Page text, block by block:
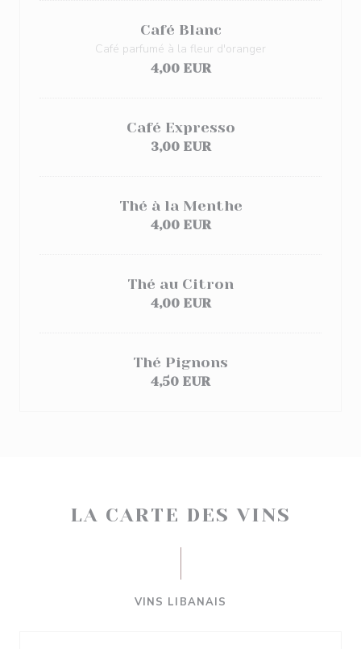
Café Blanc
Café parfumé à la fleur d'oranger
4,00 EUR
Café Expresso
3,00 EUR
Thé à la Menthe
4,00 EUR
Thé au Citron
4,00 EUR
Thé Pignons
4,50 EUR
LA CARTE DES VINS
VINS LIBANAIS